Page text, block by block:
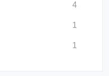
4
1
1